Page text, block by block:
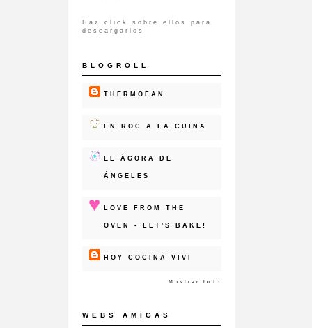
Haz click sobre ellos para
descargarlos
BLOGROLL
THERMOFAN
EN ROC A LA CUINA
EL ÁGORA DE
ÁNGELES
LOVE FROM THE
OVEN - LET'S BAKE!
HOY COCINA VIVI
Mostrar todo
WEBS AMIGAS